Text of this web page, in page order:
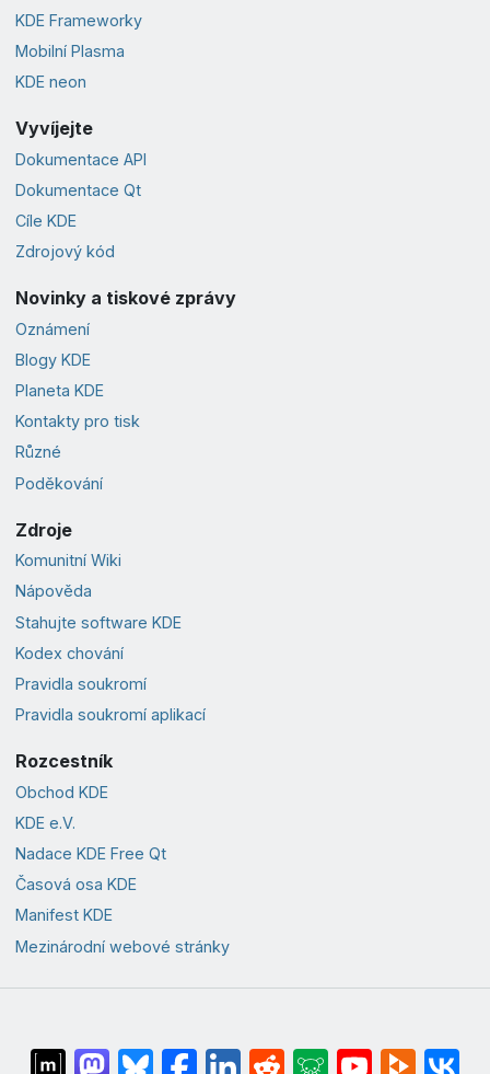
KDE Frameworky
Mobilní Plasma
KDE neon
Vyvíjejte
Dokumentace API
Dokumentace Qt
Cíle KDE
Zdrojový kód
Novinky a tiskové zprávy
Oznámení
Blogy KDE
Planeta KDE
Kontakty pro tisk
Různé
Poděkování
Zdroje
Komunitní Wiki
Nápověda
Stahujte software KDE
Kodex chování
Pravidla soukromí
Pravidla soukromí aplikací
Rozcestník
Obchod KDE
KDE e.V.
Nadace KDE Free Qt
Časová osa KDE
Manifest KDE
Mezinárodní webové stránky